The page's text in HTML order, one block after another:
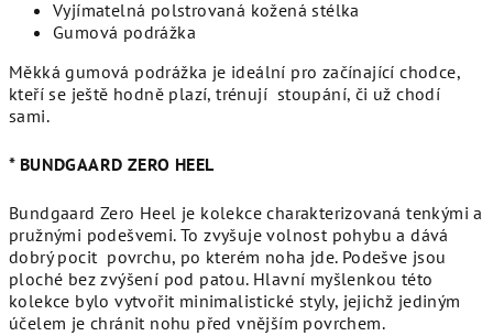
Vyjímatelná polstrovaná kožená stélka
Gumová podrážka
Měkká gumová podrážka je ideální pro začínající chodce,
kteří se ještě hodně plazí, trénují stoupání, či už chodí
sami.
* BUNDGAARD ZERO HEEL
Bundgaard Zero Heel je kolekce charakterizovaná tenkými a
pružnými podešvemi. To zvyšuje volnost pohybu a dává
dobrý pocit povrchu, po kterém noha jde. Podešve jsou
ploché bez zvýšení pod patou. Hlavní myšlenkou této
kolekce bylo vytvořit minimalistické styly, jejichž jediným
účelem je chránit nohu před vnějším povrchem.